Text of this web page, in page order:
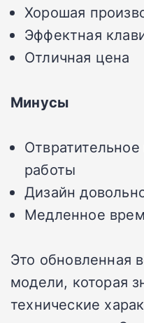
Хорошая
Эффектная
Отличная цена
Минусы
работы
Дизайн
Медленное
Это обновленная
модели, которая
технические